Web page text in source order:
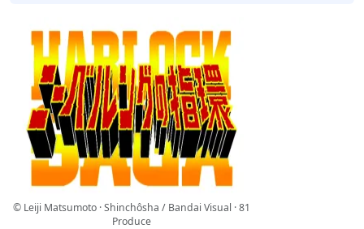
© Leiji Matsumoto · Shinchôsha / Bandai Visual · 81
Produce